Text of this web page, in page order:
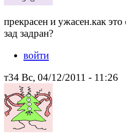
прекрасен и ужасен.как это
зад задран?
войти
т34 Вс, 04/12/2011 - 11:26